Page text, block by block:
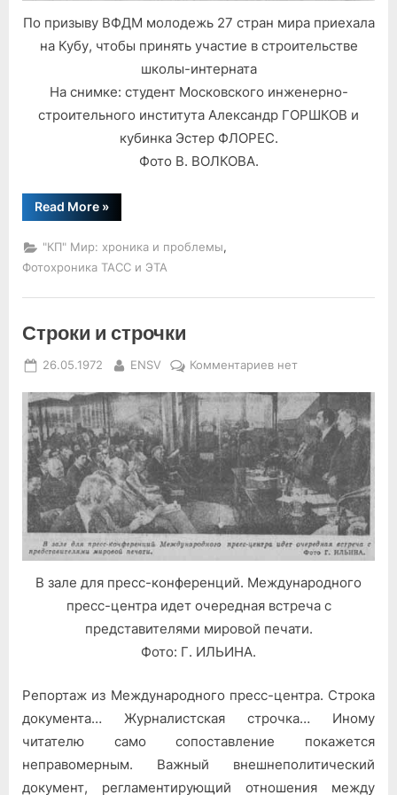
По призыву ВФДМ молодежь 27 стран мира приехала
на Кубу, чтобы принять участие в строительстве
школы-интерната
На снимке: студент Московского инженерно-
строительного института Александр ГОРШКОВ и
кубинка Эстер ФЛОРЕС.
Фото В. ВОЛКОВА.
Read More“Строительство
на
»
"КП" Мир: хроника и проблемы,
Фотохроника ТАСС и ЭТА
Строки и строчки
Posted
26.05.1972 By
ENSV Комментариевк
Строки
и
строчки
нет
В зале для пресс-конференций. Международного
пресс-центра идет очередная встреча с
представителями мировой печати.
Фото: Г. ИЛЬИНА.
Репортаж из Международного пресс-центра. Строка
документа… Журналистская строчка… Иному
читателю само сопоставление покажется
неправомерным. Важный внешнеполитический
документ, регламентирующий отношения между